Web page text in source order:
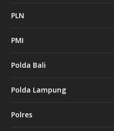
PLN
PMI
Polda Bali
Polda Lampung
Polres